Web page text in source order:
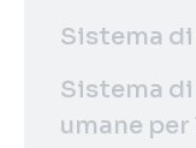
Sistema
Sistema
umane